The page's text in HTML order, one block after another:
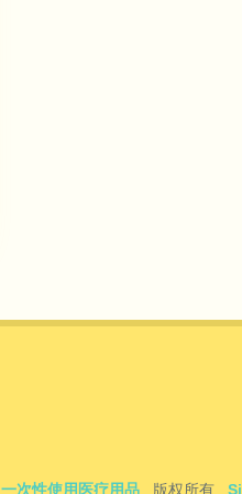
一次性使用医疗用品 版权所有